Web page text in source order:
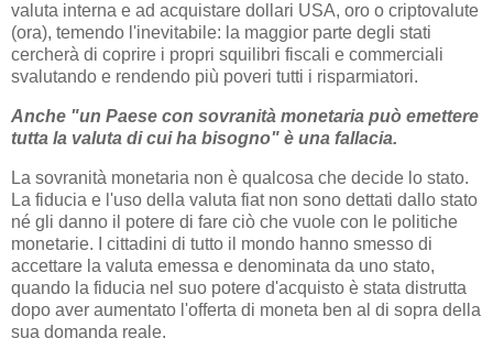
valuta interna e ad acquistare dollari USA, oro o criptovalute
(ora), temendo l'inevitabile: la maggior parte degli stati
cercherà di coprire i propri squilibri fiscali e commerciali
svalutando e rendendo più poveri tutti i risparmiatori.
Anche "un Paese con sovranità monetaria può emettere
tutta la valuta di cui ha bisogno" è una fallacia.
La sovranità monetaria non è qualcosa che decide lo stato.
La fiducia e l'uso della valuta fiat non sono dettati dallo stato
né gli danno il potere di fare ciò che vuole con le politiche
monetarie. I cittadini di tutto il mondo hanno smesso di
accettare la valuta emessa e denominata da uno stato,
quando la fiducia nel suo potere d'acquisto è stata distrutta
dopo aver aumentato l'offerta di moneta ben al di sopra della
sua domanda reale.